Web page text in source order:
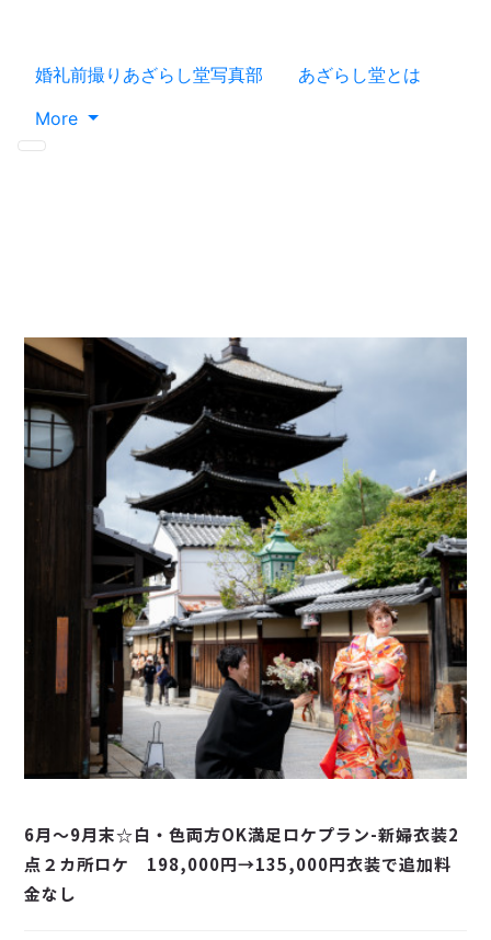
婚礼前撮りあざらし堂写真部
あざらし堂とは
More
6月〜9月末☆白・色両方OK満足ロケプラン-新婦衣装2
点２カ所ロケ 198,000円→135,000円衣装で追加料
金なし